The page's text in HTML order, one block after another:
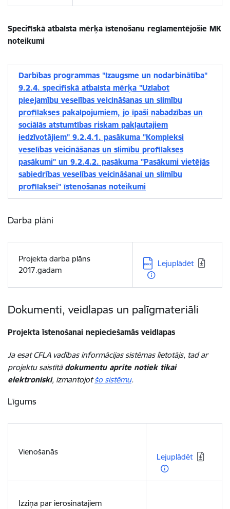
Specifiskā atbalsta mērķa īstenošanu reglamentējošie MK
noteikumi
Darbības programmas "Izaugsme un nodarbinātība"
9.2.4. specifiskā atbalsta mērķa "Uzlabot
pieejamību veselības veicināšanas un slimību
profilakses pakalpojumiem, jo īpaši nabadzības un
sociālās atstumtības riskam pakļautajiem
iedzīvotājiem" 9.2.4.1. pasākuma "Kompleksi
veselības veicināšanas un slimību profilakses
pasākumi" un 9.2.4.2. pasākuma "Pasākumi vietējās
sabiedrības veselības veicināšanai un slimību
profilaksei" īstenošanas noteikumi
Darba plāni
Projekta darba plāns
2017.gadam
Lejupielādēt:
Lejuplādēt
Dokumenti, veidlapas un palīgmateriāli
Projekta īstenošanai nepieciešamās veidlapas
Ja esat CFLA vadības informācijas sistēmas lietotājs, tad ar
projektu saistītā dokumentu aprite notiek tikai
elektroniski, izmantojotšo sistēmu.
Līgums
Vienošanās
Lejuplādēt
Izziņa par ierosinātajiem